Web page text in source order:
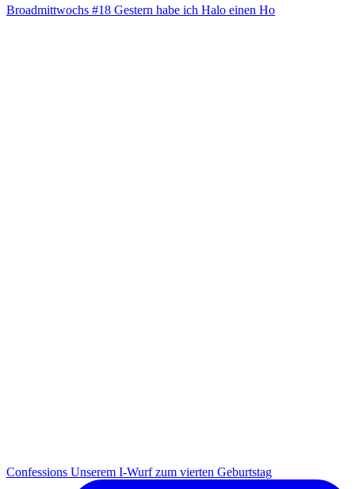
Broad­mitt­wochs #18 Ges­tern habe ich Halo einen Ho
Con­fes­si­ons Unse­rem I-Wurf zum vier­ten Geburtstag